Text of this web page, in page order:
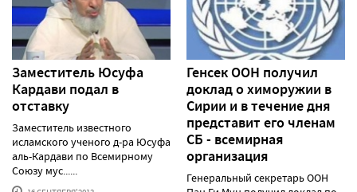
Заместитель Юсуфа
Кардави подал в
отставку
Заместитель известного
исламского ученого д-ра Юсуфа
аль-Кардави по Всемирному
Союзу мус......
Генсек ООН получил
доклад о химоружии в
Сирии и в течение дня
представит его членам
СБ - всемирная
организация
Генеральный секретарь ООН